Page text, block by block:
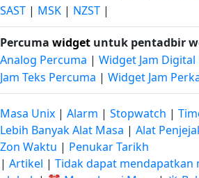
SAST | MSK | NZST |
Percuma widget untuk pentadbir
Analog Percuma | Widget Jam Digital
Jam Teks Percuma | Widget Jam
Masa Unix | Alarm | Stopwatch |
Lebih Banyak Alat Masa | Alat
Zon Waktu | Penukar Tarikh
| Artikel | Tidak dapat